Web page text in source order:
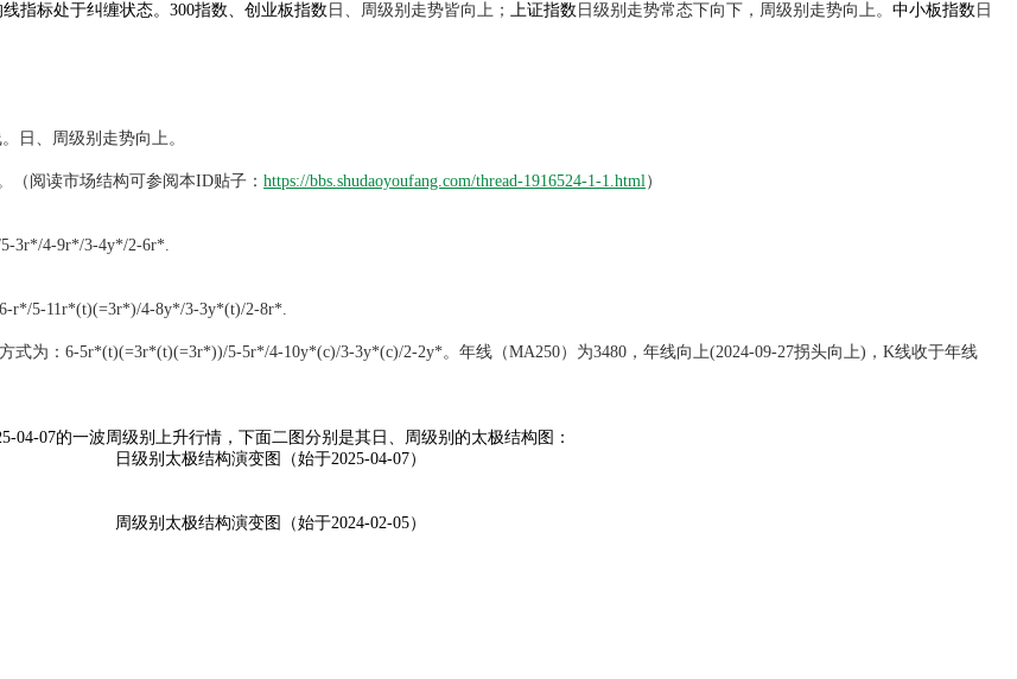
指标处于纠缠状态。300指数、创业板指数 日、周级别走势皆向上； 上证指数 日级别走势常态下向下，周级别走势向上。 中小板指数 日
日、周级别走势向上。
（阅读市场结构可参阅本ID贴子： https://bbs.shudaoyoufang.com/thread-1916524-1-1.html）
3r*/4-9r*/3-4y*/2-6r*.
r*/5-11r*(t)(=3r*)/4-8y*/3-3y*(t)/2-8r*.
式为：6-5r*(t)(=3r*(t)(=3r*))/5-5r*/4-10y*(c)/3-3y*(c)/2-2y*。年线（MA250）为3480，年线向上(2024-09-27拐头向上)，K线收于年线
04-07的一波周级别上升行情，下面二图分别是其日、周级别的太极结构图：
日级别太极结构演变图（始于2025-04-07）
周级别太极结构演变图（始于2024-02-05）